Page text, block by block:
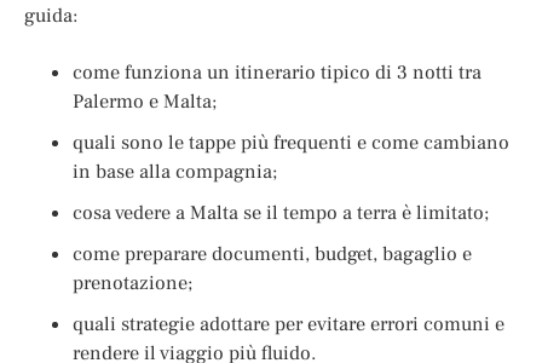
guida:
come funziona un itinerario tipico di 3 notti tra
Palermo e Malta;
quali sono le tappe più frequenti e come cambiano
in base alla compagnia;
cosa vedere a Malta se il tempo a terra è limitato;
come preparare documenti, budget, bagaglio e
prenotazione;
quali strategie adottare per evitare errori comuni e
rendere il viaggio più fluido.